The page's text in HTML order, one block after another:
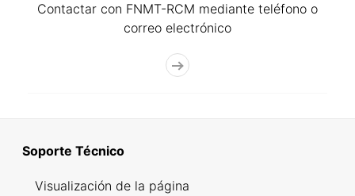
Contactar con FNMT-RCM mediante teléfono o
correo electrónico
Soporte Técnico
Visualización de la página